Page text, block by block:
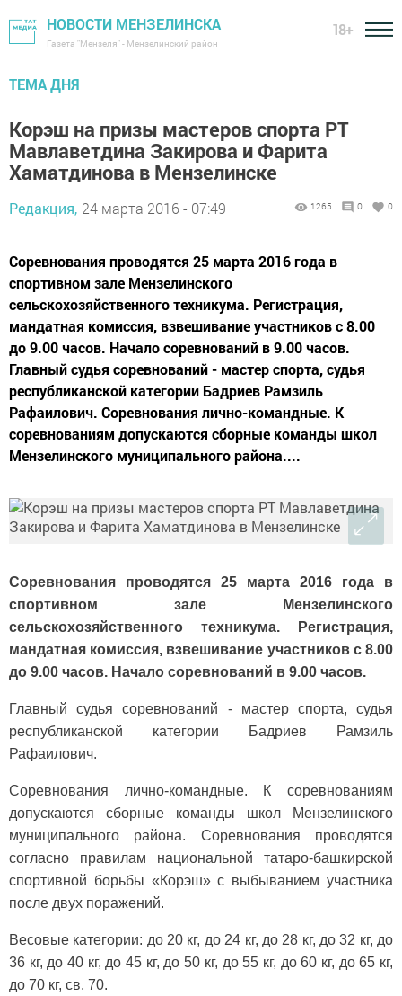
НОВОСТИ МЕНЗЕЛИНСКА
Газета "Мензеля" - Мензелинский район
18+
ТЕМА ДНЯ
Корэш на призы мастеров спорта РТ
Мавлаветдина Закирова и Фарита
Хаматдинова в Мензелинске
Редакция, 24 марта 2016 - 07:49 1265 0 0
Соревнования проводятся 25 марта 2016 года в
спортивном зале Мензелинского
сельскохозяйственного техникума. Регистрация,
мандатная комиссия, взвешивание участников с 8.00
до 9.00 часов. Начало соревнований в 9.00 часов.
Главный судья соревнований - мастер спорта, судья
республиканской категории Бадриев Рамзиль
Рафаилович. Соревнования лично-командные. К
соревнованиям допускаются сборные команды школ
Мензелинского муниципального района....
Соревнования проводятся 25 марта 2016 года в
спортивном зале Мензелинского
сельскохозяйственного техникума. Регистрация,
мандатная комиссия, взвешивание участников с 8.00
до 9.00 часов. Начало соревнований в 9.00 часов.
Главный судья соревнований - мастер спорта, судья
республиканской категории Бадриев Рамзиль
Рафаилович.
Соревнования лично-командные. К соревнованиям
допускаются сборные команды школ Мензелинского
муниципального района. Соревнования проводятся
согласно правилам национальной татаро-башкирской
спортивной борьбы «Корэш» с выбыванием участника
после двух поражений.
Весовые категории: до 20 кг, до 24 кг, до 28 кг, до 32 кг, до
36 кг, до 40 кг, до 45 кг, до 50 кг, до 55 кг, до 60 кг, до 65 кг,
до 70 кг, св. 70.